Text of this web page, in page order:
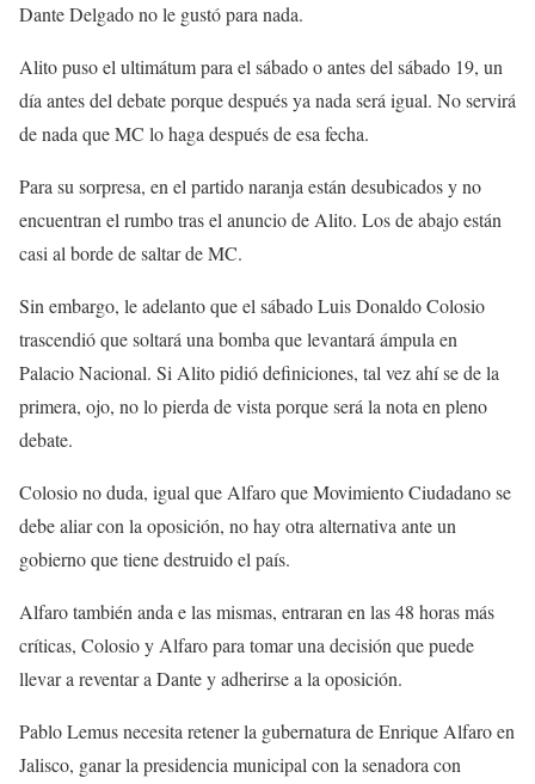
Dante Delgado no le gustó para nada.
Alito puso el ultimátum para el sábado o antes del sábado 19, un
día antes del debate porque después ya nada será igual. No servirá
de nada que MC lo haga después de esa fecha.
Para su sorpresa, en el partido naranja están desubicados y no
encuentran el rumbo tras el anuncio de Alito. Los de abajo están
casi al borde de saltar de MC.
Sin embargo, le adelanto que el sábado Luis Donaldo Colosio
trascendió que soltará una bomba que levantará ámpula en
Palacio Nacional. Si Alito pidió definiciones, tal vez ahí se de la
primera, ojo, no lo pierda de vista porque será la nota en pleno
debate.
Colosio no duda, igual que Alfaro que Movimiento Ciudadano se
debe aliar con la oposición, no hay otra alternativa ante un
gobierno que tiene destruido el país.
Alfaro también anda e las mismas, entraran en las 48 horas más
críticas, Colosio y Alfaro para tomar una decisión que puede
llevar a reventar a Dante y adherirse a la oposición.
Pablo Lemus necesita retener la gubernatura de Enrique Alfaro en
Jalisco, ganar la presidencia municipal con la senadora con